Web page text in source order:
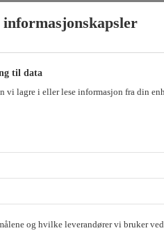
medlemsnummer og
til data
vi lagre i eller lese informasjon fra din
og hvilke leverandører vi bruker